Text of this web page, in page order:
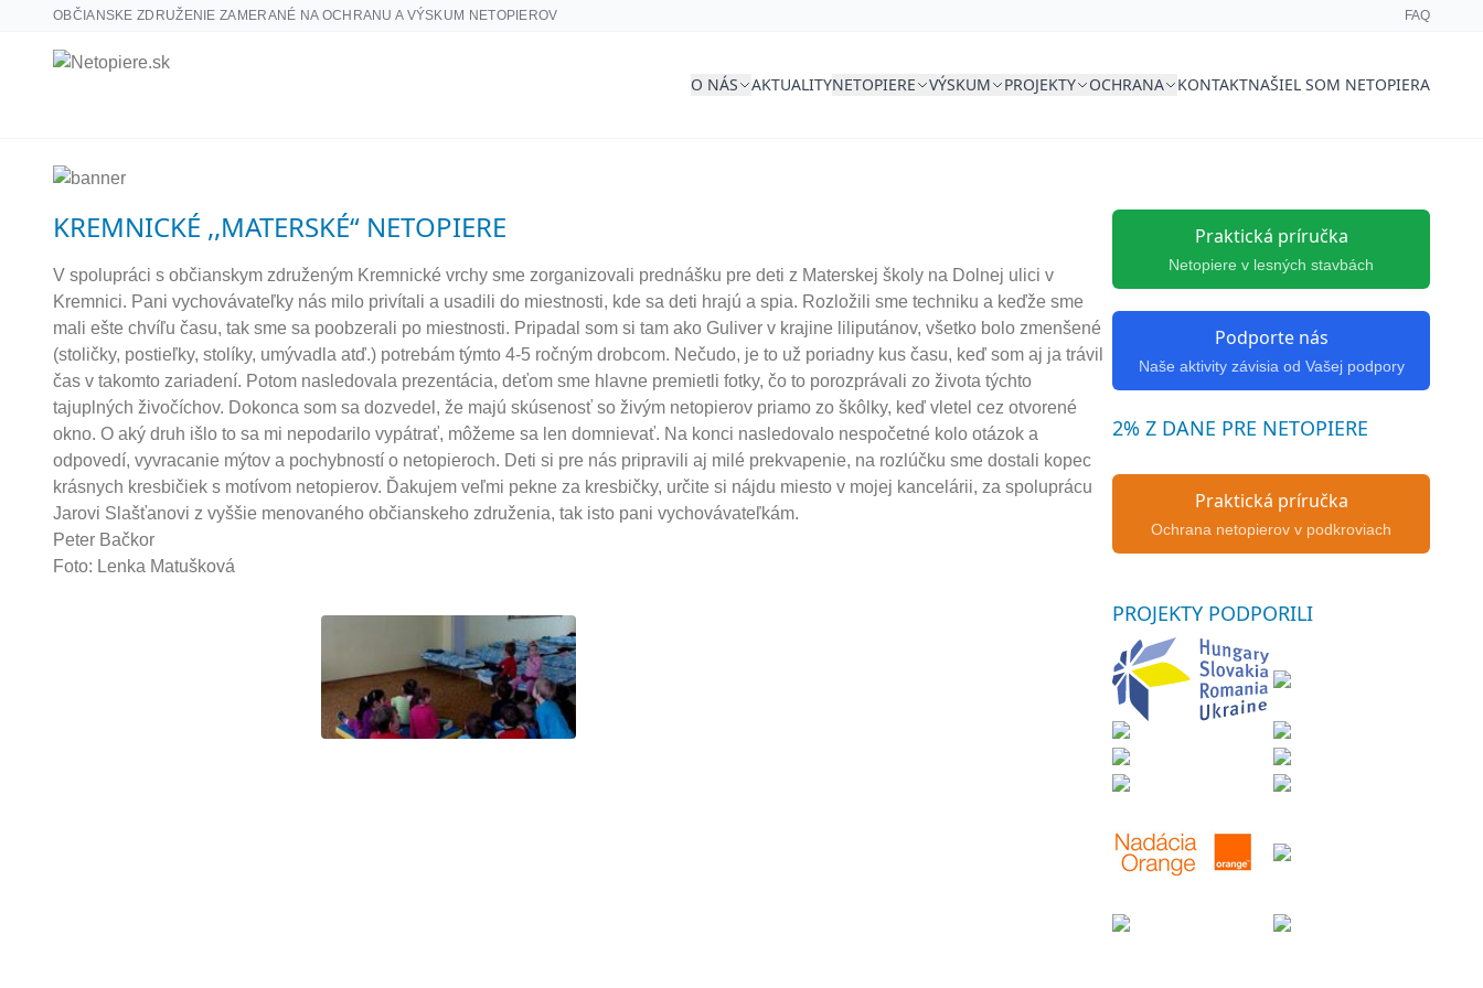
OBČIANSKE ZDRUŽENIE ZAMERANÉ NA OCHRANU A VÝSKUM NETOPIEROV FAQ
O NÁS AKTUALITYNETOPIERE VÝSKUM PROJEKTY OCHRANA KONTAKTNAŠIEL SOM NETOPIERA
KREMNICKÉ ,,MATERSKÉ“ NETOPIERE
V spolupráci s občianskym združeným Kremnické vrchy sme zorganizovali prednášku pre deti z Materskej školy na Dolnej ulici v
Kremnici. Pani vychovávateľky nás milo privítali a usadili do miestnosti, kde sa deti hrajú a spia. Rozložili sme techniku a keďže sme
mali ešte chvíľu času, tak sme sa poobzerali po miestnosti. Pripadal som si tam ako Guliver v krajine liliputánov, všetko bolo zmenšené
(stoličky, postieľky, stolíky, umývadla atď.) potrebám týmto 4-5 ročným drobcom. Nečudo, je to už poriadny kus času, keď som aj ja trávil
čas v takomto zariadení. Potom nasledovala prezentácia, deťom sme hlavne premietli fotky, čo to porozprávali zo života týchto
tajuplných živočíchov. Dokonca som sa dozvedel, že majú skúsenosť so živým netopierov priamo zo škôlky, keď vletel cez otvorené
okno. O aký druh išlo to sa mi nepodarilo vypátrať, môžeme sa len domnievať. Na konci nasledovalo nespočetné kolo otázok a
odpovedí, vyvracanie mýtov a pochybností o netopieroch. Deti si pre nás pripravili aj milé prekvapenie, na rozlúčku sme dostali kopec
krásnych kresbičiek s motívom netopierov. Ďakujem veľmi pekne za kresbičky, určite si nájdu miesto v mojej kancelárii, za spoluprácu
Jarovi Slašťanovi z vyššie menovaného občianskeho združenia, tak isto pani vychovávateľkám.
Peter Bačkor
Foto: Lenka Matušková
Praktická príručka
Netopiere v lesných stavbách
Podporte nás
Naše aktivity závisia od Vašej podpory
2% Z DANE PRE NETOPIERE
Praktická príručka
Ochrana netopierov v podkroviach
PROJEKTY PODPORILI